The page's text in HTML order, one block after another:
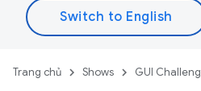
Trang chủ Shows GUI